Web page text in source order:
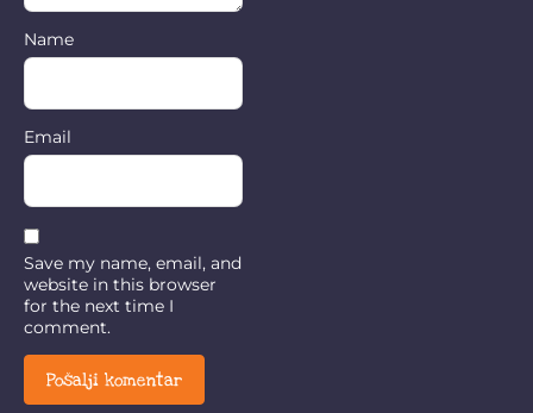
Name
Email
Save my name, email, and
website in this browser
for the next time I
comment.